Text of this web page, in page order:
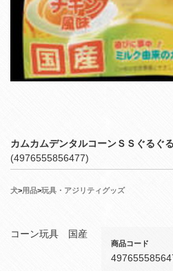
カムカムデンタルコーンＳＳぐるぐ
(4976555856477)
犬>用品>玩具・アジリティグッズ
コーン玩具 国産
商品コード